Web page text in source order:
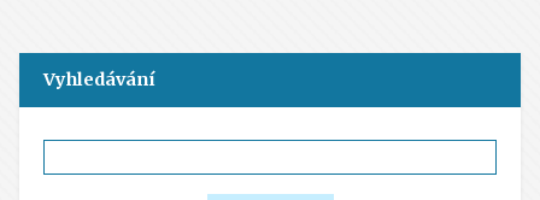
Vyhledávání